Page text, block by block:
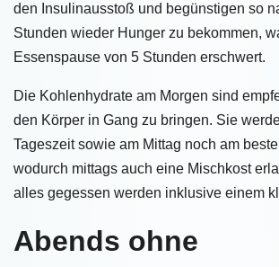
den Insulinausstoß und begünstigen so
Stunden wieder Hunger zu bekommen,
Essenspause von 5 Stunden erschwert.
Die Kohlenhydrate am Morgen sind
den Körper in Gang zu bringen. Sie
Tageszeit sowie am Mittag noch am
wodurch mittags auch eine Mischkost
alles gegessen werden inklusive einem
Abends ohne